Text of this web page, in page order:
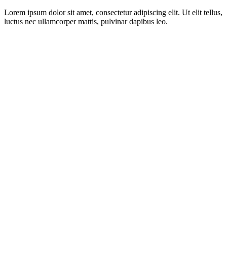
Lorem ipsum dolor sit amet, consectetur adipiscing elit. Ut elit tellus,
luctus nec ullamcorper mattis, pulvinar dapibus leo.